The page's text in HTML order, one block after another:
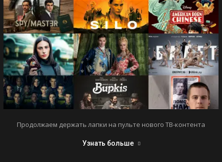
Продолжаем держать лапки на пульте нового ТВ-контента
Узнать больше